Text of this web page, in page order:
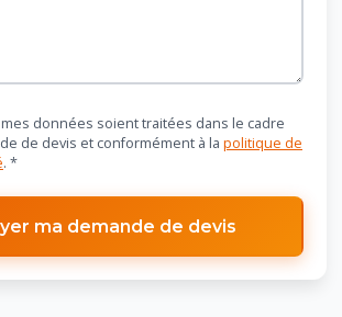
mes données soient traitées dans le cadre
de devis et conformément à la politique de
. *
ma demande de devis